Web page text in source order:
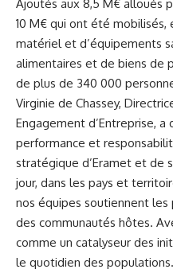
Ajoutés aux 8,5 M€ alloués
10 M€ qui ont été mobilisés,
matériel et d’équipements
alimentaires et de biens de
de plus de 340 000
Virginie de Chassey,
Engagement d’Entreprise, a
performance et
stratégique d’Eramet et de
jour, dans les pays et
nos équipes soutiennent
des communautés hôtes.
comme un catalyseur des
le quotidien des